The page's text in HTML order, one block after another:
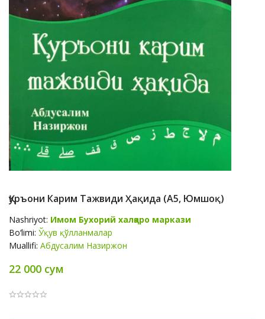
Қуръони Карим Тажвиди Ҳақида (А5, Юмшоқ)
Nashriyot: Имом Бухорий халқаро маркази
Bo‘limi: Ўқув қўлланмалар
Muallifi: Абдусалим Назиржон
22 000 сум